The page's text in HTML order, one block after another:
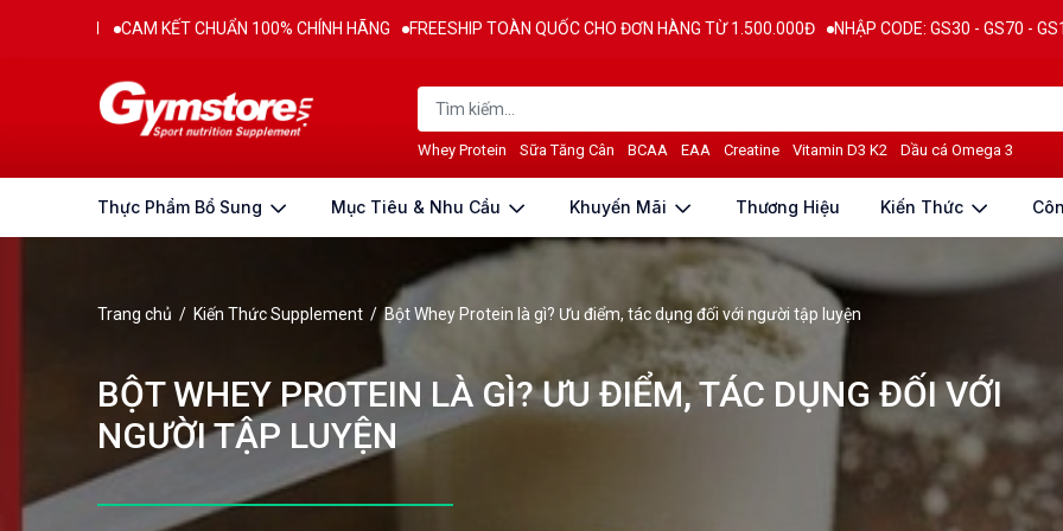
KẾT CHUẨN 100% CHÍNH HÃNG FREESHIP TOÀN QUỐC CHO ĐƠN HÀNG TỪ 1.500.000Đ NHẬP CODE: GS30 - GS70 - GS100 giảm trực
Whey Protein Sữa Tăng Cân BCAA EAA Creatine Vitamin D3 K2 Dầu cá Omega 3
Thực Phẩm Bổ Sung Mục Tiêu & Nhu Cầu Khuyến Mãi Thương Hiệu Kiến Thức
Trang chủ / Kiến Thức Supplement / Bột Whey Protein là gì? Ưu điểm, tác dụng đối với người tập luyện
BỘT WHEY PROTEIN LÀ GÌ? ƯU ĐIỂM, TÁC DỤNG ĐỐI VỚI
NGƯỜI TẬP LUYỆN